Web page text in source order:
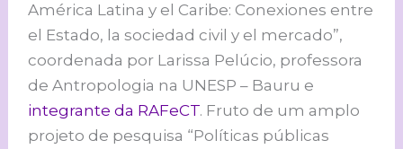
América Latina y el Caribe: Conexiones entre
el Estado, la sociedad civil y el mercado”,
coordenada por Larissa Pelúcio, professora
de Antropologia na UNESP – Bauru e
integrante da RAFeCT. Fruto de um amplo
projeto de pesquisa “Políticas públicas